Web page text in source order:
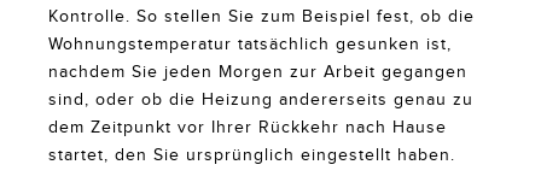
Kontrolle. So stellen Sie zum Beispiel fest, ob die
Wohnungstemperatur tatsächlich gesunken ist,
nachdem Sie jeden Morgen zur Arbeit gegangen
sind, oder ob die Heizung andererseits genau zu
dem Zeitpunkt vor Ihrer Rückkehr nach Hause
startet, den Sie ursprünglich eingestellt haben.